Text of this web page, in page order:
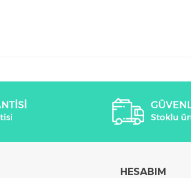
HESABIM